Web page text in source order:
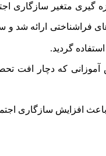
گیری متغیر
به گروه آزمایش 5 جلسه آموزش
استفاده گردید.
که دچار افت تحصیلی
افزایش سازگاری